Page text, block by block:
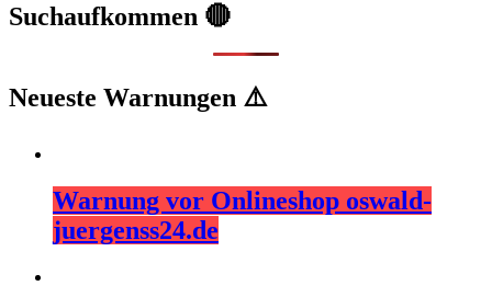
Suchaufkommen 🔴
Neueste Warnungen ⚠️
Warnung vor Onlineshop oswald-
juergenss24.de